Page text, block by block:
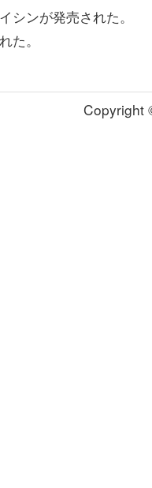
シンが発売された。
た。
Copyright